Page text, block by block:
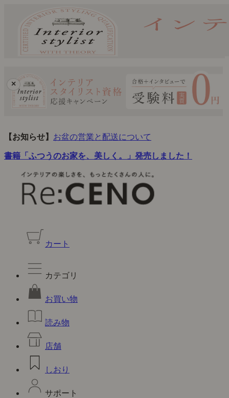
×
【お知らせ】 お盆の営業と配送について
書籍「ふつうのお家を、美しく。」発売しました！
カート
カテゴリ
お買い物
読み物
店舗
しおり
サポート